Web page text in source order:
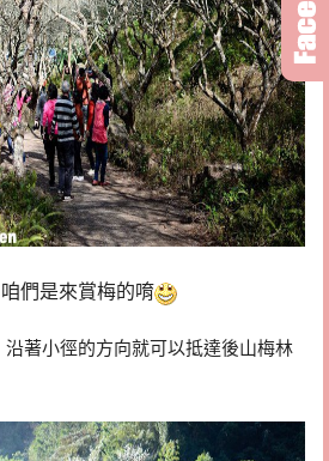
們是來賞梅的唷
著小徑的方向就可以抵達後山梅林